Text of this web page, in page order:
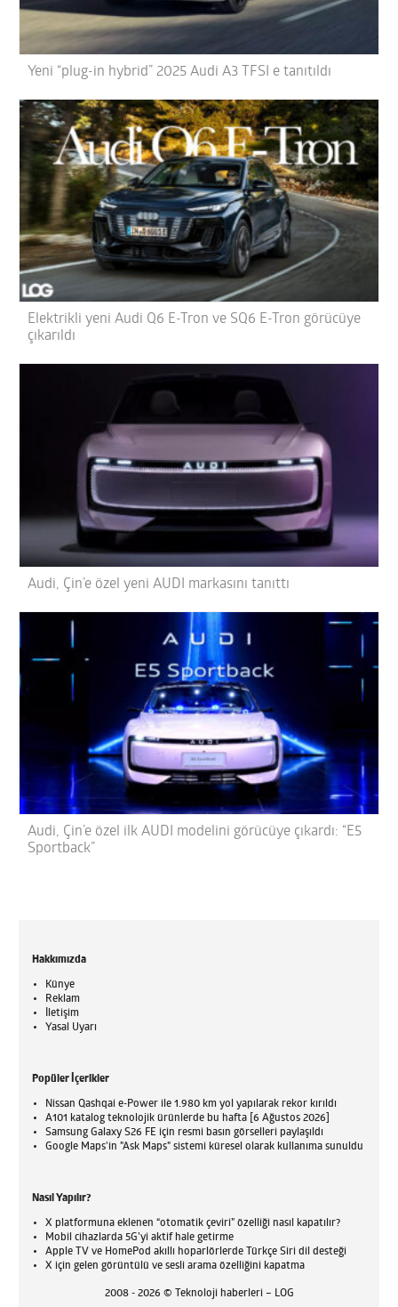
Yeni “plug-in hybrid” 2025 Audi A3 TFSI e tanıtıldı
Elektrikli yeni Audi Q6 E-Tron ve SQ6 E-Tron görücüye
çıkarıldı
Audi, Çin’e özel yeni AUDI markasını tanıttı
Audi, Çin’e özel ilk AUDI modelini görücüye çıkardı: “E5
Sportback”
Hakkımızda
Künye
Reklam
İletişim
Yasal Uyarı
Popüler İçerikler
Nissan Qashqai e-Power ile 1.980 km yol yapılarak rekor kırıldı
A101 katalog teknolojik ürünlerde bu hafta [6 Ağustos 2026]
Samsung Galaxy S26 FE için resmi basın görselleri paylaşıldı
Google Maps'in "Ask Maps" sistemi küresel olarak kullanıma sunuldu
Nasıl Yapılır?
X platformuna eklenen “otomatik çeviri” özelliği nasıl kapatılır?
Mobil cihazlarda 5G’yi aktif hale getirme
Apple TV ve HomePod akıllı hoparlörlerde Türkçe Siri dil desteği
X için gelen görüntülü ve sesli arama özelliğini kapatma
2008 - 2026 © Teknoloji haberleri – LOG